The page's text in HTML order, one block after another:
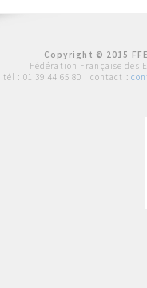
Copyright © 2015
Fédération Française des
tél : 01 39 44 65 80 | contact :